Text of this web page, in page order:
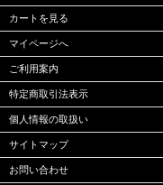
カートを見る
マイページへ
ご利用案内
特定商取引法表示
個人情報の取扱い
サイトマップ
お問い合わせ